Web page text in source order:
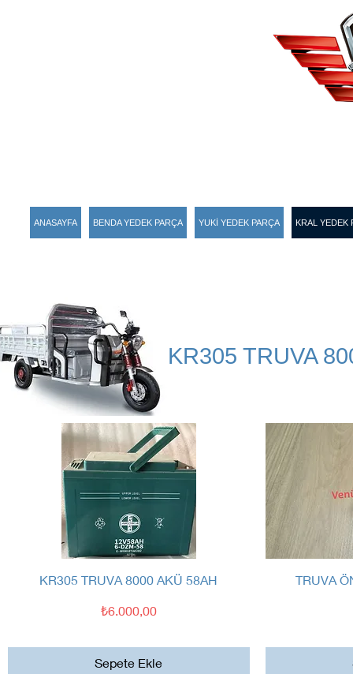
ANASAYFA BENDA YEDEK PARÇA YUKİ YEDEK PARÇA KRAL YEDEK
KR305 TRUVA
Hızlı Bakış
KR305 TRUVA 8000 AKÜ 58AH
Fiyat
₺6.000,00
Sepete Ekle
TRUVA